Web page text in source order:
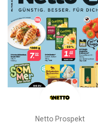
Netto Prospekt